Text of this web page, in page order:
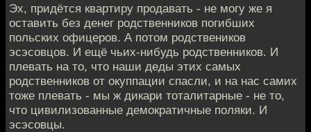
Эх, придётся квартиру продавать - не могу же я
оставить без денег родственников погибших
польских офицеров. А потом родствеников
эсэсовцов. И ещё чьих-нибудь родственников. И
плевать на то, что наши деды этих самых
родственников от окуппации спасли, и на нас самих
тоже плевать - мы ж дикари тоталитарные - не то,
что цивилизованные демократичные поляки. И
эсэсовцы.